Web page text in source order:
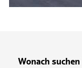
Wonach suchen